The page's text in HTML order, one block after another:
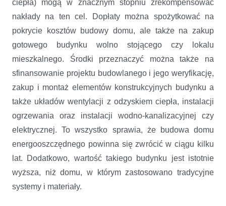
ciepła) mogą w znacznym stopniu zrekompensować
nakłady na ten cel. Dopłaty można spożytkować na
pokrycie kosztów budowy domu, ale także na zakup
gotowego budynku wolno stojącego czy lokalu
mieszkalnego. Środki przeznaczyć można także na
sfinansowanie projektu budowlanego i jego weryfikację,
zakup i montaż elementów konstrukcyjnych budynku a
także układów wentylacji z odzyskiem ciepła, instalacji
ogrzewania oraz instalacji wodno-kanalizacyjnej czy
elektrycznej. To wszystko sprawia, że budowa domu
energooszczędnego powinna się zwrócić w ciągu kilku
lat. Dodatkowo, wartość takiego budynku jest istotnie
wyższa, niż domu, w którym zastosowano tradycyjne
systemy i materiały.